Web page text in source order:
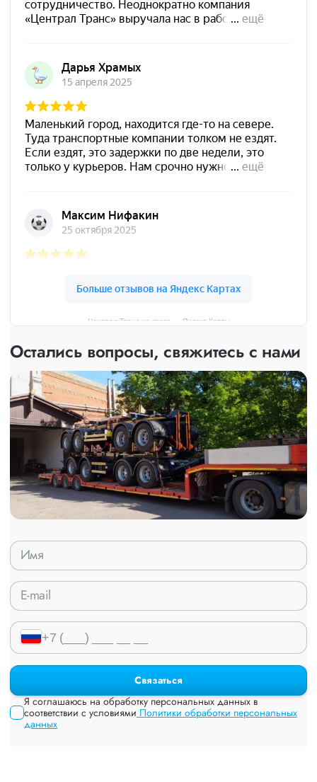
Централ Транс на карте — Яндекс Карты
Я соглашаюсь на обработку персональных данных в
соответствии с условиями Политики обработки персональных
данных
Связаться
Остались вопросы, свяжитесь с нами